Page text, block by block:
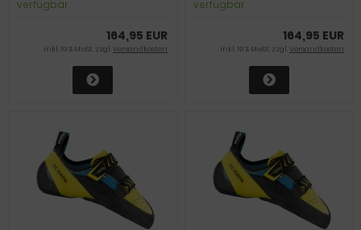
verfügbar
164,95 EUR
inkl. 19 % MwSt. zzgl.Versandkosten
verfügbar
164,95 EUR
inkl. 19 % MwSt. zzgl.Versandkosten